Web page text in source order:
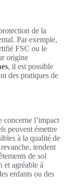
de la
Par exemple,
FSC ou le
origine
, il est possible
des pratiques de
concerne l’impact
peuvent émettre
à la qualité de
tendent
de sol
et agréable à
enfants ou des